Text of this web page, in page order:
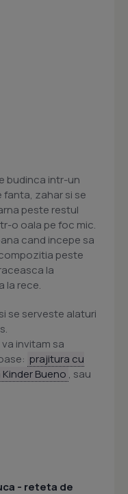
budinca intr-un
fanta, zahar si se
peste restul
o oala pe foc mic.
cand incepe sa
peste
la
la rece.
se serveste alaturi
invitam sa
prajitura cu
Bueno , sau
- reteta de